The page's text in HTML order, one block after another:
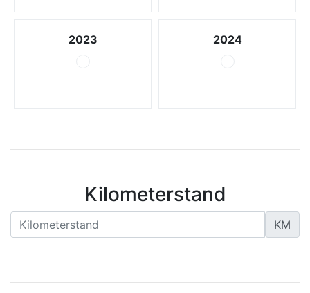
2023 2024
Kilometerstand
KM